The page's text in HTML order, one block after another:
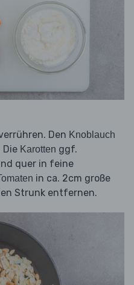
Den Knoblauch
Karotten ggf.
quer in feine
in ca. 2cm große
Strunk entfernen.